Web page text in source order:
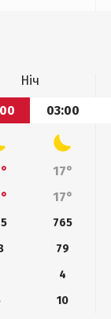
Ніч
03:00
17°
17°
765
79
4
10